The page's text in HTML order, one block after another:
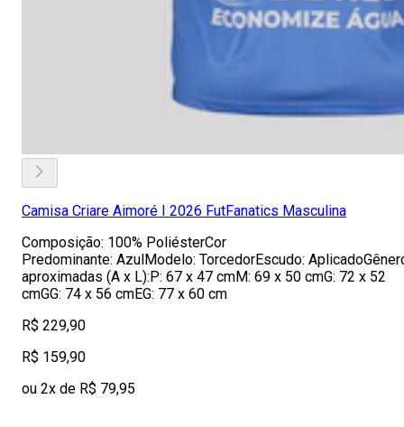
Camisa Criare Aimoré I 2026 FutFanatics Masculina
Composição: 100% PoliésterCor
Predominante: AzulModelo: TorcedorEscudo:
aproximadas (A x L):P: 67 x 47 cmM: 69 x 50 cmG: 72 x 52
cmGG: 74 x 56 cmEG: 77 x 60 cm
R$ 229,90
R$ 159,90
ou 2x de R$ 79,95